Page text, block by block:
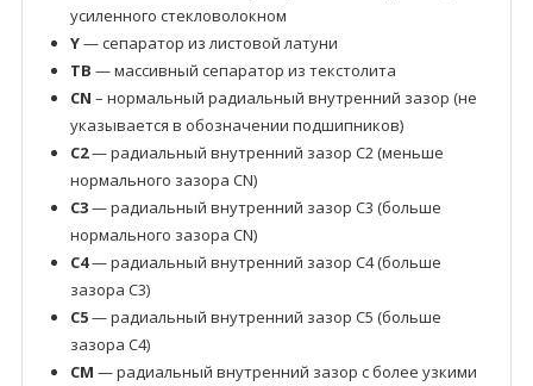
усиленного стекловолокном
Y— сепаратор из листовой латуни
TB — массивный сепаратор из текстолита
CN – нормальный радиальный внутренний зазор (не
указывается в обозначении подшипников)
C2— радиальный внутренний зазор C2 (меньше
нормального зазора CN)
C3— радиальный внутренний зазор C3 (больше
нормального зазора CN)
C4— радиальный внутренний зазор C4 (больше
зазора C3)
C5— радиальный внутренний зазор C5 (больше
зазора C4)
CM — радиальный внутренний зазор с более узкими